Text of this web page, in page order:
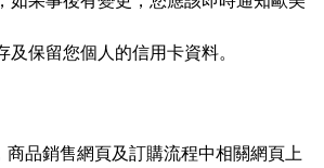
及保留您個人的信用卡資料。
商品銷售網頁及訂購流程中相關網頁上